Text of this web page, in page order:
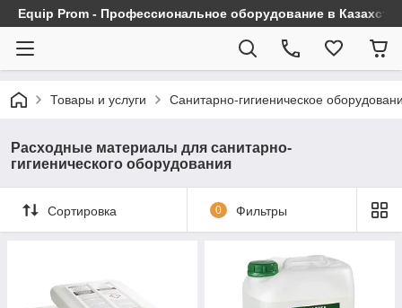
Equip Prom - Профессиональное оборудование в
Товары и услуги Санитарно-гигиеническое
Расходные материалы для санитарно-
гигиенического оборудования
Сортировка 0 Фильтры